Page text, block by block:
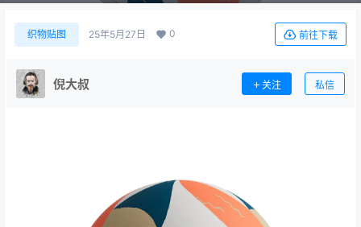
织物贴图 25年5月27日 0 前往下载
倪大叔 关注 私信